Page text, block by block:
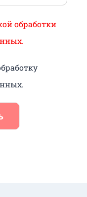
обработки